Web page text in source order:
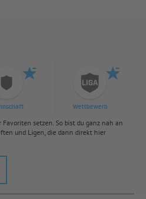
Wettbewerb
setzen. So bist du ganz nah an
und Ligen, die dann direkt hier